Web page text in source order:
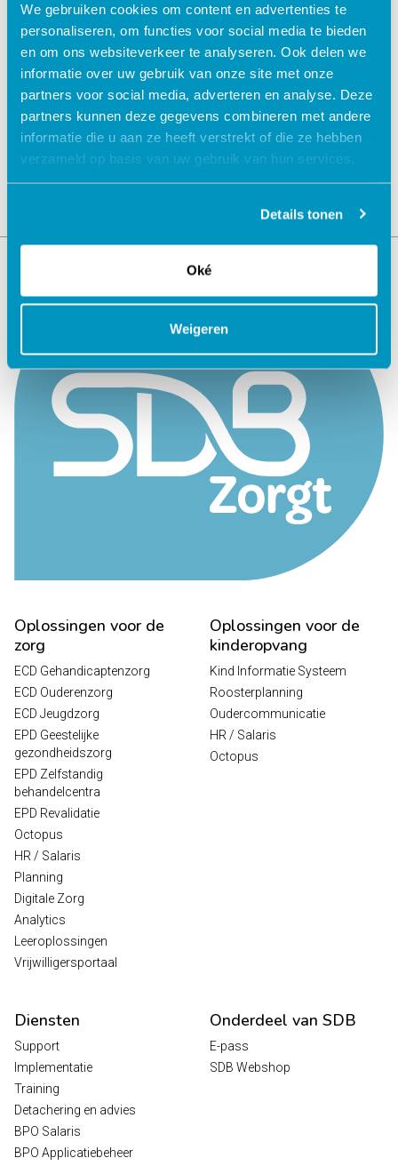
We gebruiken cookies om content en advertenties te
personaliseren, om functies voor social media te bieden
en om ons websiteverkeer te analyseren. Ook delen we
informatie over uw gebruik van onze site met onze
partners voor social media, adverteren en analyse. Deze
partners kunnen deze gegevens combineren met andere
informatie die u aan ze heeft verstrekt of die ze hebben
verzameld op basis van uw gebruik van hun services.
Details tonen
Oké
Weigeren
Jouw data veilig in de cloud
Oplossingen voor de
zorg
ECD Gehandicaptenzorg
ECD Ouderenzorg
ECD Jeugdzorg
EPD Geestelijke
gezondheidszorg
EPD Zelfstandig
behandelcentra
EPD Revalidatie
Octopus
HR / Salaris
Planning
Digitale Zorg
Analytics
Leeroplossingen
Vrijwilligersportaal
Oplossingen voor de
kinderopvang
Kind Informatie Systeem
Roosterplanning
Oudercommunicatie
HR / Salaris
Octopus
Diensten
Support
Implementatie
Training
Detachering en advies
BPO Salaris
BPO Applicatiebeheer
Onderdeel van SDB
E-pass
SDB Webshop